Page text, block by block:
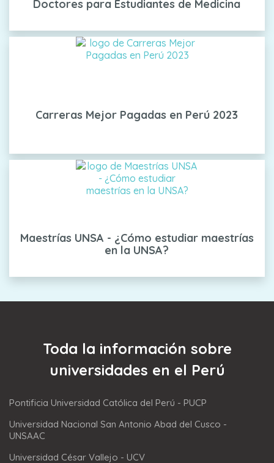
Doctores para Estudiantes de Medicina
Carreras Mejor Pagadas en Perú 2023
Maestrías UNSA - ¿Cómo estudiar maestrías
en la UNSA?
Toda la información sobre
universidades en el Perú
Pontificia Universidad Católica del Perú - PUCP
Universidad Nacional San Antonio Abad del Cusco -
UNSAAC
Universidad César Vallejo - UCV